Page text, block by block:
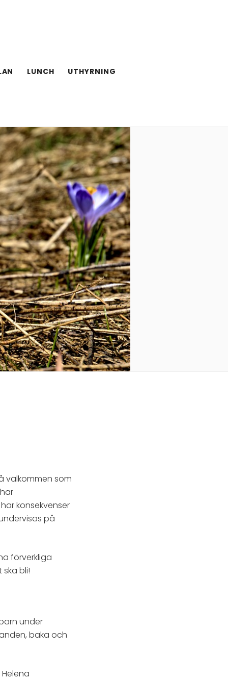
LUNCH UTHYRNING
välkommen som
konsekvenser
på
förverkliga
bli!
under
baka och